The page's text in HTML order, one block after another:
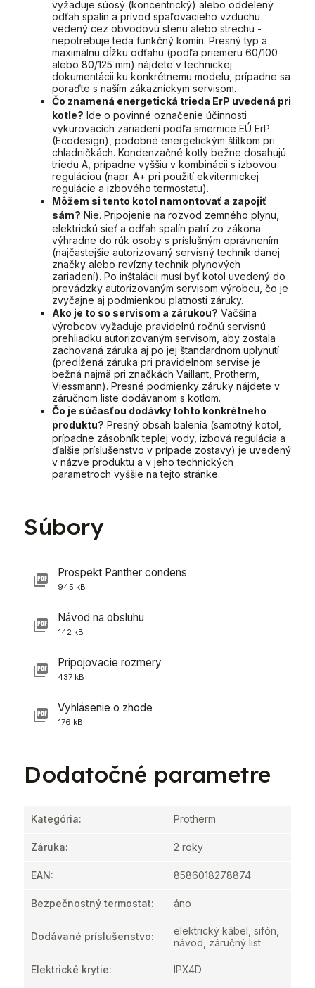
vyžaduje súosý (koncentrický) alebo oddelený
odťah spalín a prívod spaľovacieho vzduchu
vedený cez obvodovú stenu alebo strechu -
nepotrebuje teda funkčný komín. Presný typ a
maximálnu dĺžku odťahu (podľa priemeru 60/100
alebo 80/125 mm) nájdete v technickej
dokumentácii ku konkrétnemu modelu, prípadne sa
poraďte s naším zákazníckym servisom.
Čo znamená energetická trieda ErP uvedená pri
kotle? Ide o povinné označenie účinnosti
vykurovacích zariadení podľa smernice EÚ ErP
(Ecodesign), podobné energetickým štítkom pri
chladničkách. Kondenzačné kotly bežne dosahujú
triedu A, prípadne vyššiu v kombinácii s izbovou
reguláciou (napr. A+ pri použití ekvitermickej
regulácie a izbového termostatu).
Môžem si tento kotol namontovať a zapojiť
sám? Nie. Pripojenie na rozvod zemného plynu,
elektrickú sieť a odťah spalín patrí zo zákona
výhradne do rúk osoby s príslušným oprávnením
(najčastejšie autorizovaný servisný technik danej
značky alebo revízny technik plynových
zariadení). Po inštalácii musí byť kotol uvedený do
prevádzky autorizovaným servisom výrobcu, čo je
zvyčajne aj podmienkou platnosti záruky.
Ako je to so servisom a zárukou? Väčšina
výrobcov vyžaduje pravidelnú ročnú servisnú
prehliadku autorizovaným servisom, aby zostala
zachovaná záruka aj po jej štandardnom uplynutí
(predĺžená záruka pri pravidelnom servise je
bežná najmä pri značkách Vaillant, Protherm,
Viessmann). Presné podmienky záruky nájdete v
záručnom liste dodávanom s kotlom.
Čo je súčasťou dodávky tohto konkrétneho
produktu? Presný obsah balenia (samotný kotol,
prípadne zásobník teplej vody, izbová regulácia a
ďalšie príslušenstvo v prípade zostavy) je uvedený
v názve produktu a v jeho technických
parametroch vyššie na tejto stránke.
Súbory
Prospekt Panther condens
945 kB
Návod na obsluhu
142 kB
Pripojovacie rozmery
437 kB
Vyhlásenie o zhode
176 kB
Dodatočné parametre
Kategória: Protherm
Záruka: 2 roky
EAN: 8586018278874
Bezpečnostný termostat: áno
Dodávané príslušenstvo:
elektrický kábel, sifón,
návod, záručný list
Elektrické krytie: IPX4D